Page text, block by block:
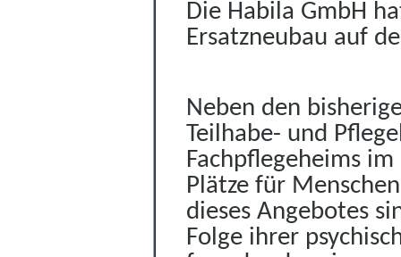
Die Habila GmbH
Ersatzneubau auf
Neben den
Teilhabe- und
Fachpflegeheims
Plätze für
dieses Angebotes
Folge ihrer